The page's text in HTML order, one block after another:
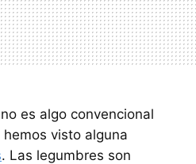
es algo convencional
visto alguna
. Las legumbres son